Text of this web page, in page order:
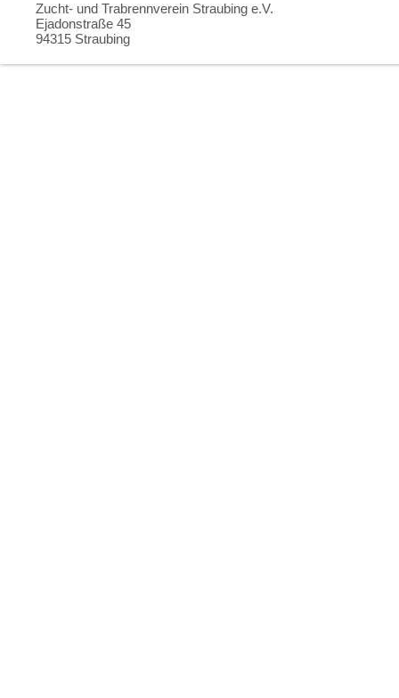
Zucht- und Trabrennverein Straubing e.V.
Ejadonstraße 45
94315 Straubing